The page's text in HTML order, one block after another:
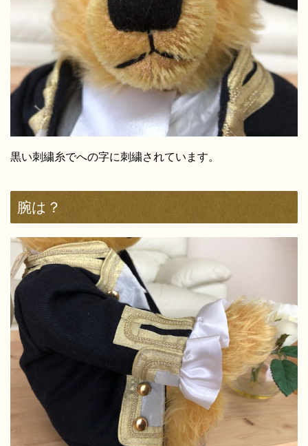
黒い刺繍糸でへの字に刺繍されています。
腕は？